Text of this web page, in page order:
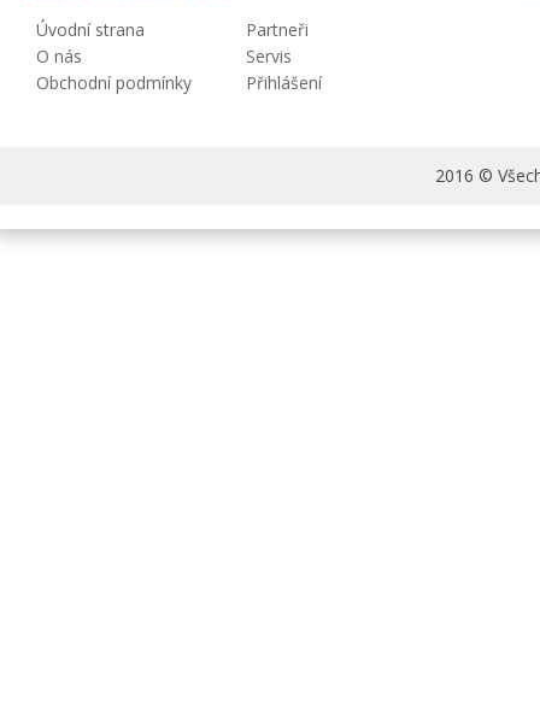
Úvodní strana
O nás
Obchodní podmínky
Partneři
Servis
Přihlášení
2016 ©